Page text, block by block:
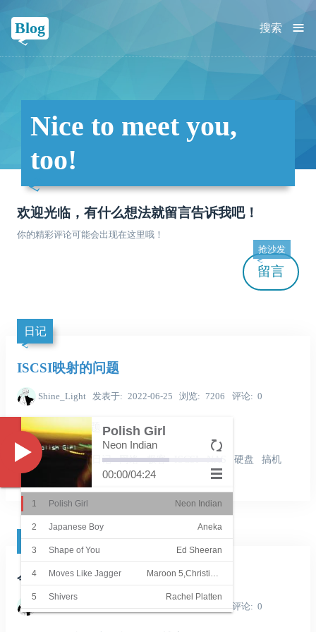
Blog ≡
搜索
Nice to meet you,
too!
欢迎光临，有什么想法就留言告诉我吧！
你的精彩评论可能会出现在这里哦！
留言
抢沙发
日记
ISCSI映射的问题
Shine_Light 发表于 2022-06-25 浏览 7206 评论 0
ISCSI映射的问题
信息技术 科技 日记 网络 极客 硬盘
搞机
今天我创建了我的博客
评论 0
Music
Polish Girl
Neon Indian
00:00/04:24
1 Polish Girl Neon Indian
2 Japanese Boy Aneka
3 Shape of You Ed Sheeran
4 Moves Like Jagger
5 Shivers Rachel Platten